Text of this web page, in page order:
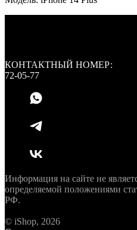
КОНТАКТНЫЙ НОМЕР:
72-05-77
Информация на сайте не
определяемой положениями
РФ.
© iShop, 2026